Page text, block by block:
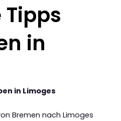
in
in Limoges
Bremen nach Limoges